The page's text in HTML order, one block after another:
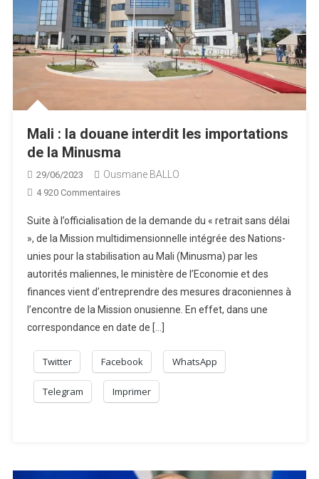
Mali : la douane interdit les importations
de la Minusma
29/06/2023 Ousmane BALLO
4 920 CommentairesSur
:
La
Douane
Interdit
Les
Importations
De
Minusma
Suite à l’officialisation de la demande du « retrait sans délai
», de la Mission multidimensionnelle intégrée des Nations-
unies pour la stabilisation au Mali (Minusma) par les
autorités maliennes, le ministère de l’Economie et des
finances vient d’entreprendre des mesures draconiennes à
l’encontre de la Mission onusienne. En effet, dans une
correspondance en date de […]
Twitter Facebook WhatsApp
Telegram Imprimer